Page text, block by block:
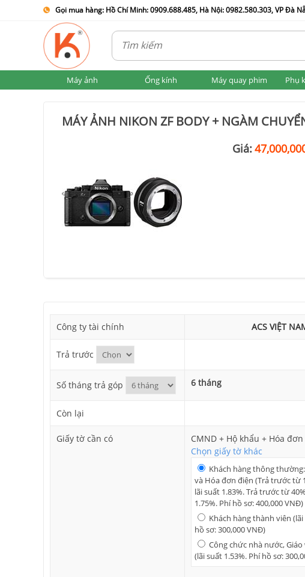
Gọi mua hàng: Hồ Chí Minh: 0909.688.485, Hà Nội: 0982.580.303, VP Đà
Máy ảnh Ống kính Máy quay phim Phụ
MÁY ẢNH NIKON ZF BODY + NGÀM
Giá:
Công ty tài chính ACS VIỆT
Trả trước
Số tháng trả góp 6 tháng
Còn lại
Giấy tờ cần có
CMND + Hộ khẩu + Hóa
Chọn giấy tờ khác
Khách hàng thông
và Hóa đơn điện (Trả trước từ
lãi suất 1.83%. Trả trước từ
1.75%. Phí hồ sơ: 400,000 VNĐ)
Khách hàng thành viên (lãi
hồ sơ: 300,000 VNĐ)
Công chức nhà nước, Giáo
(lãi suất 1.53%. Phí hồ sơ: